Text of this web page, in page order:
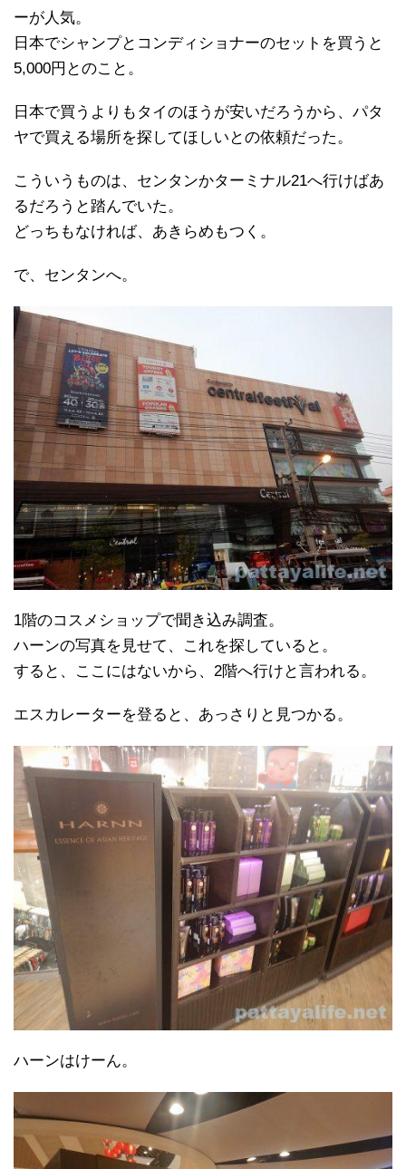
ーが人気。
日本でシャンプとコンディショナーのセットを買うと
5,000円とのこと。
日本で買うよりもタイのほうが安いだろうから、パタ
ヤで買える場所を探してほしいとの依頼だった。
こういうものは、センタンかターミナル21へ行けばあ
るだろうと踏んでいた。
どっちもなければ、あきらめもつく。
で、センタンへ。
1階のコスメショップで聞き込み調査。
ハーンの写真を見せて、これを探していると。
すると、ここにはないから、2階へ行けと言われる。
エスカレーターを登ると、あっさりと見つかる。
ハーンはけーん。